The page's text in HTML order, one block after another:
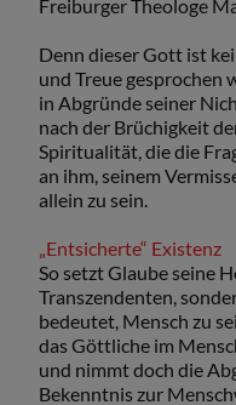
Freiburger Theologe
Denn dieser Gott ist
und Treue gesprochen
in Abgründe seiner
nach der Brüchigkeit
Spiritualität, die die
an ihm, seinem
allein zu sein.
„Entsicherte“ Existenz
So setzt Glaube seine
Transzendenten,
bedeutet, Mensch zu
das Göttliche im
und nimmt doch die
Bekenntnis zur